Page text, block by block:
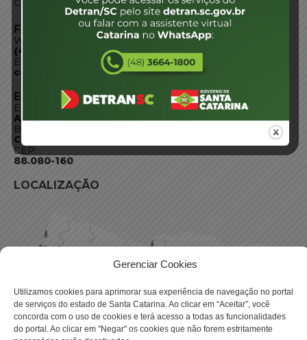
Gerenciar Cookies
Utilizamos cookies para aprimorar sua experiência de navegação no portal
de serviços do estado de Santa Catarina. Ao clicar em “Aceitar”, você
concorda com o uso de cookies e terá acesso a todas as funcionalidades
do portal. Ao clicar em "Negar" os cookies que não forem estritamente
Conheça SC
FALE CONOSCO
WhatsApp:
(48) 3664-1800
E-mail:
centraldeinformacoes@detran.sc.gov.br
ENDEREÇO
Endereço:
Av. Almirante Tamandaré - 480
Bairro:
Coqueiros, Florianópolis SC
CEP:
88.080-160
LOCALIZAÇÃO